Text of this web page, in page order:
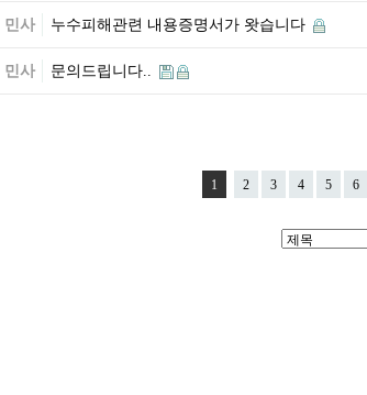
민사 누수피해관련 내용증명서가 왓습니다
민사 문의드립니다..
1 2 3 4 5 6